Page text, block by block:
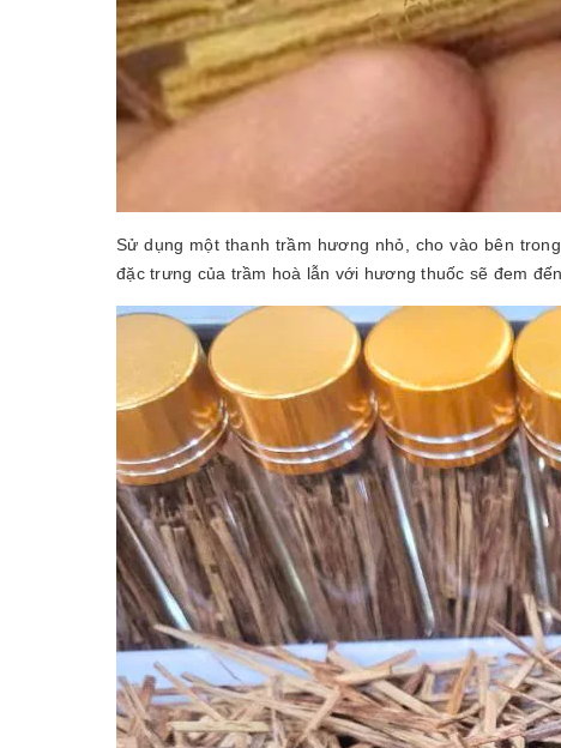
Sử dụng một thanh trầm hương nhỏ, cho vào bên
đặc trưng của trầm hoà lẫn với hương thuốc sẽ đem